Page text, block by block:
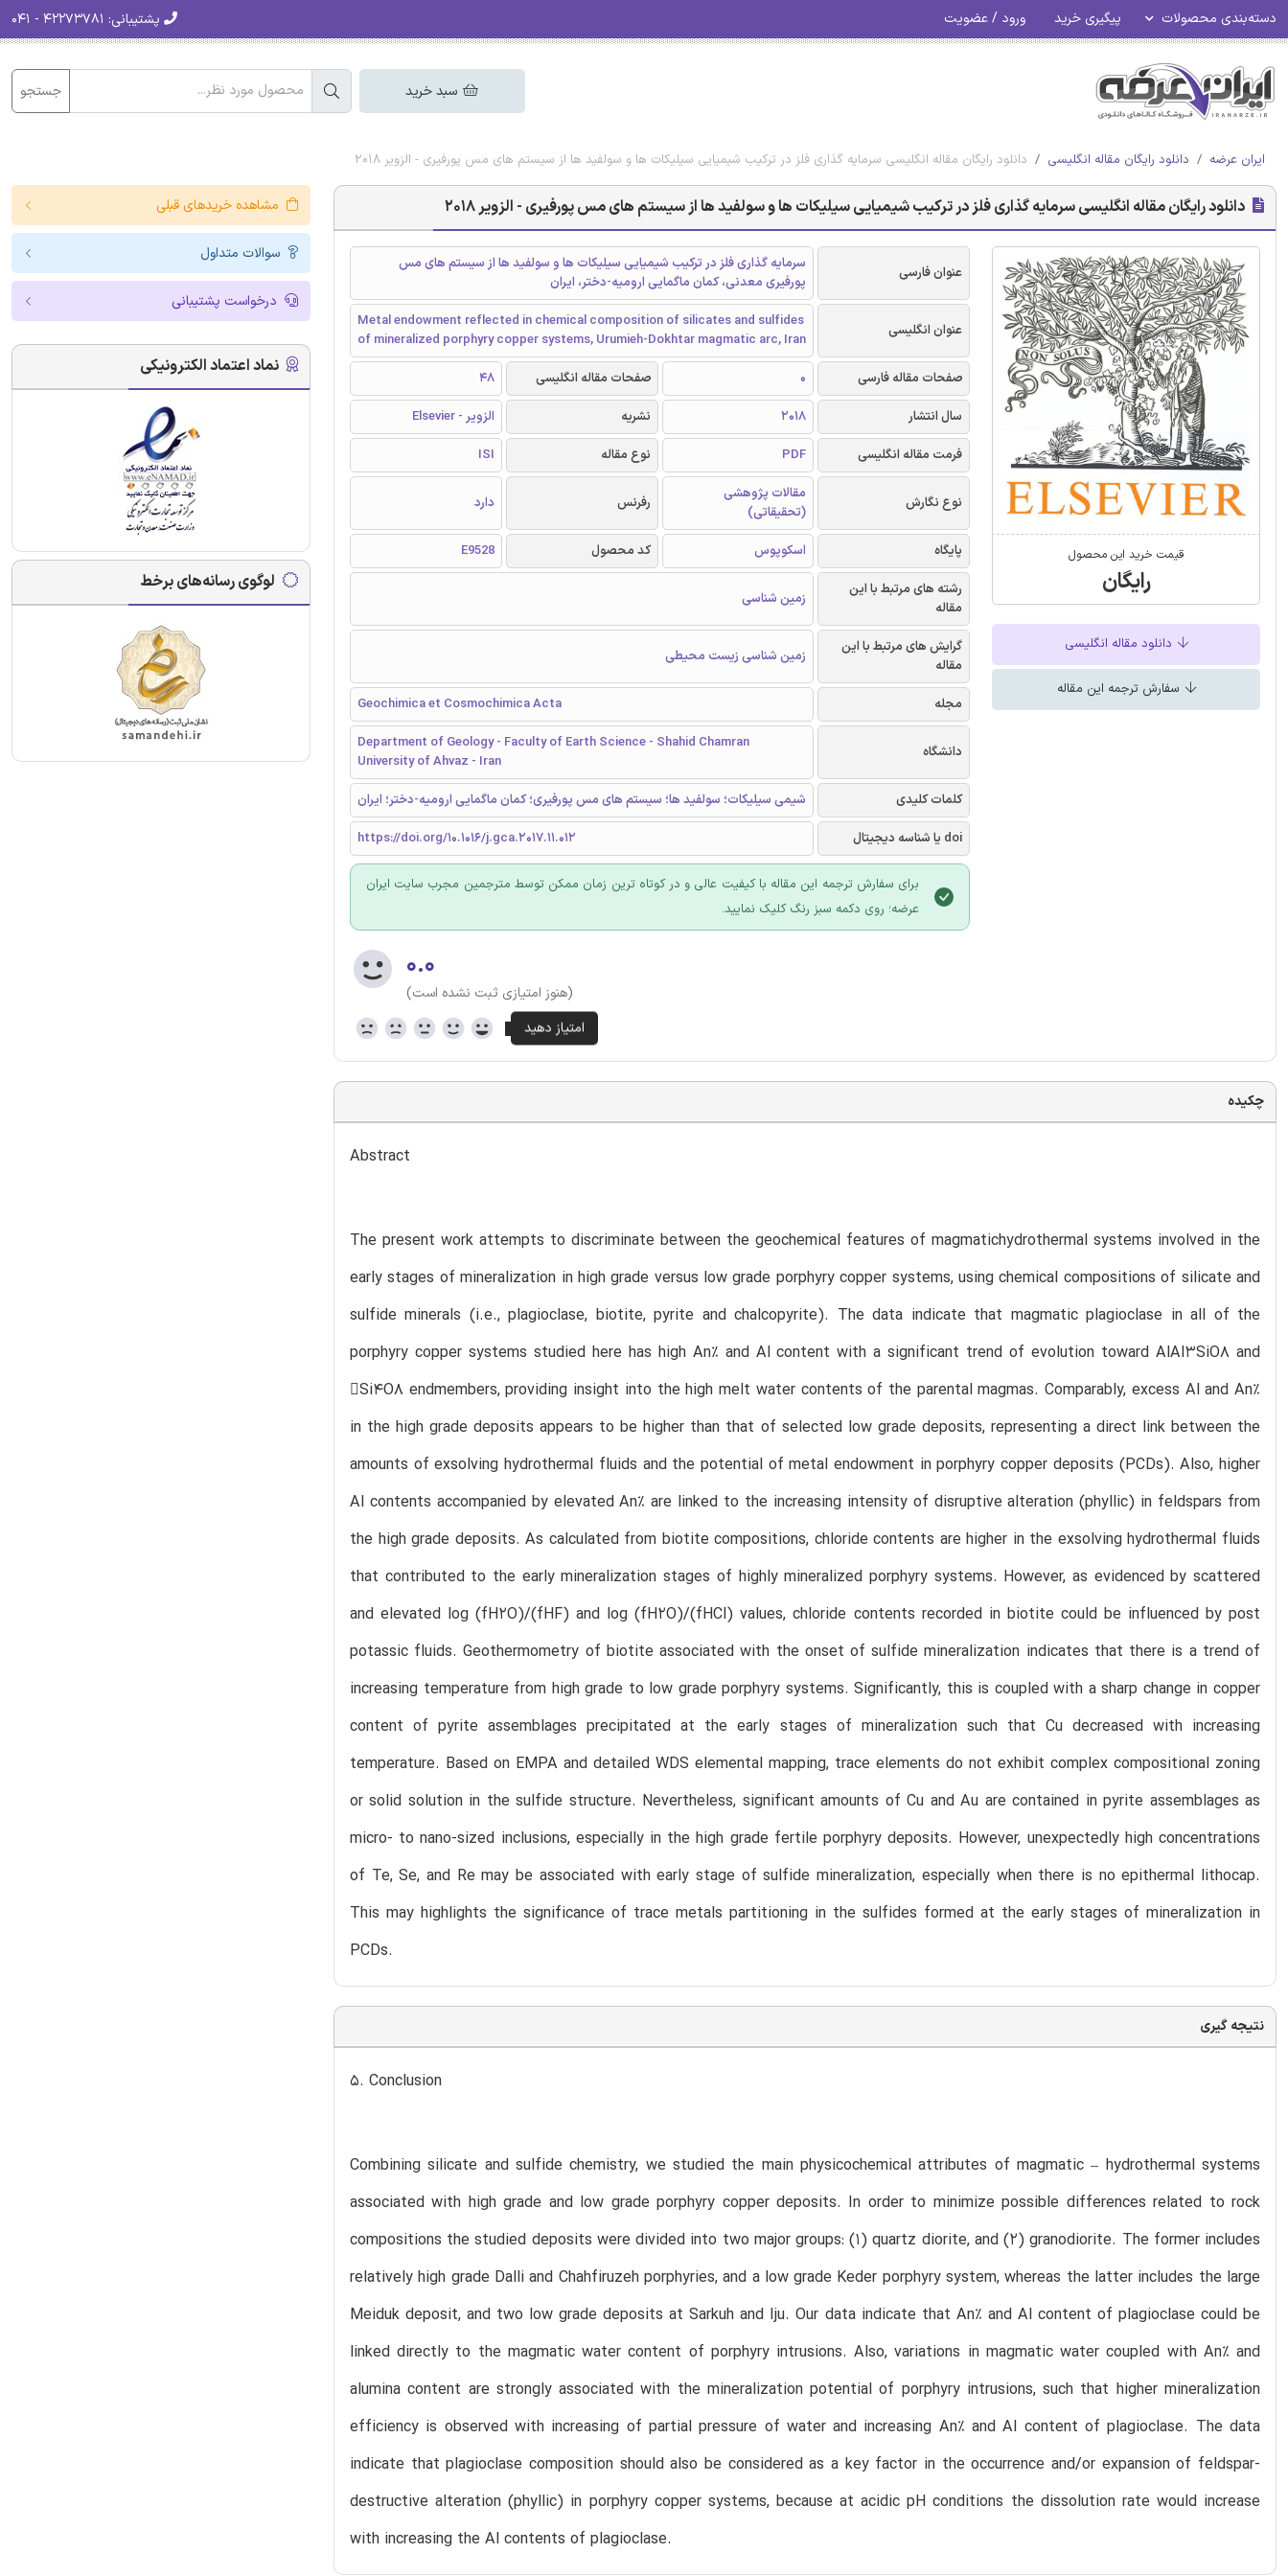
دسته‌بندی محصولات پیگیری خرید ورود / عضویت پشتیبانی:
سبد خرید جستجو
ایران عرضه دانلود رایگان مقاله انگلیسی دانلود رایگان مقاله انگلیسی سرمایه گذاری فلز در ترکیب شیمیایی سیلیکات ها و سولفید ها از سیستم های مس پورفیری - الزویر 2018
دانلود رایگان مقاله انگلیسی سرمایه گذاری فلز در ترکیب شیمیایی سیلیکات ها و سولفید ها از سیستم های مس پورفیری - الزویر 2018
قیمت خرید این محصول
رایگان
دانلود مقاله انگلیسی
سفارش ترجمه این مقاله
عنوان فارسی
سرمایه گذاری فلز در ترکیب شیمیایی سیلیکات ها و سولفید ها از سیستم های مس
پورفیری معدنی، کمان ماگمایی ارومیه-دختر، ایران
عنوان انگلیسی
Metal endowment reflected in chemical composition of silicates and sulfides
of mineralized porphyry copper systems, Urumieh-Dokhtar magmatic arc, Iran
صفحات مقاله فارسی
0 صفحات مقاله انگلیسی
48
سال انتشار
2018 نشریه
الزویر - Elsevier
فرمت مقاله انگلیسی
PDF نوع مقاله ISI
نوع نگارش
مقالات پژوهشی
(تحقیقاتی)
رفرنس دارد
پایگاه اسکوپوس کد محصول
E9528
رشته های مرتبط با این
مقاله
زمین شناسی
گرایش های مرتبط با این
مقاله
زمین شناسی زیست محیطی
مجله Geochimica et Cosmochimica Acta
دانشگاه
Department of Geology - Faculty of Earth Science - Shahid Chamran
University of Ahvaz - Iran
کلمات کلیدی
شیمی سیلیکات؛ سولفید ها؛ سیستم های مس پورفیری؛ کمان ماگمایی ارومیه-دختر؛ ایران
doi یا شناسه دیجیتال
https://doi.org/10.1016/j.gca.2017.11.012
برای سفارش ترجمه این مقاله با کیفیت عالی و در کوتاه ترین زمان ممکن توسط مترجمین مجرب سایت ایران
عرضه؛ روی دکمه سبز رنگ کلیک نمایید.
۰.۰
(هنوز امتیازی ثبت نشده است)
چکیده
Abstract
The present work attempts to discriminate between the geochemical features of magmatichydrothermal systems involved in the
early stages of mineralization in high grade versus low grade porphyry copper systems, using chemical compositions of silicate and
sulfide minerals (i.e., plagioclase, biotite, pyrite and chalcopyrite). The data indicate that magmatic plagioclase in all of the
porphyry copper systems studied here has high An% and Al content with a significant trend of evolution toward AlAl3SiO8 and
Si4O8 endmembers, providing insight into the high melt water contents of the parental magmas. Comparably, excess Al and An%
in the high grade deposits appears to be higher than that of selected low grade deposits, representing a direct link between the
amounts of exsolving hydrothermal fluids and the potential of metal endowment in porphyry copper deposits (PCDs). Also, higher
Al contents accompanied by elevated An% are linked to the increasing intensity of disruptive alteration (phyllic) in feldspars from
the high grade deposits. As calculated from biotite compositions, chloride contents are higher in the exsolving hydrothermal fluids
that contributed to the early mineralization stages of highly mineralized porphyry systems. However, as evidenced by scattered
and elevated log (fH2O)/(fHF) and log (fH2O)/(fHCl) values, chloride contents recorded in biotite could be influenced by post
potassic fluids. Geothermometry of biotite associated with the onset of sulfide mineralization indicates that there is a trend of
increasing temperature from high grade to low grade porphyry systems. Significantly, this is coupled with a sharp change in copper
content of pyrite assemblages precipitated at the early stages of mineralization such that Cu decreased with increasing
temperature. Based on EMPA and detailed WDS elemental mapping, trace elements do not exhibit complex compositional zoning
or solid solution in the sulfide structure. Nevertheless, significant amounts of Cu and Au are contained in pyrite assemblages as
micro- to nano-sized inclusions, especially in the high grade fertile porphyry deposits. However, unexpectedly high concentrations
of Te, Se, and Re may be associated with early stage of sulfide mineralization, especially when there is no epithermal lithocap.
This may highlights the significance of trace metals partitioning in the sulfides formed at the early stages of mineralization in
PCDs.
نتیجه گیری
5. Conclusion
Combining silicate and sulfide chemistry, we studied the main physicochemical attributes of magmatic – hydrothermal systems
associated with high grade and low grade porphyry copper deposits. In order to minimize possible differences related to rock
compositions the studied deposits were divided into two major groups: (1) quartz diorite, and (2) granodiorite. The former includes
relatively high grade Dalli and Chahfiruzeh porphyries, and a low grade Keder porphyry system, whereas the latter includes the large
Meiduk deposit, and two low grade deposits at Sarkuh and Iju. Our data indicate that An% and Al content of plagioclase could be
linked directly to the magmatic water content of porphyry intrusions. Also, variations in magmatic water coupled with An% and
alumina content are strongly associated with the mineralization potential of porphyry intrusions, such that higher mineralization
efficiency is observed with increasing of partial pressure of water and increasing An% and Al content of plagioclase. The data
indicate that plagioclase composition should also be considered as a key factor in the occurrence and/or expansion of feldspar-
destructive alteration (phyllic) in porphyry copper systems, because at acidic pH conditions the dissolution rate would increase
with increasing the Al contents of plagioclase.
مشاهده خریدهای قبلی
سوالات متداول
درخواست پشتیبانی
نماد اعتماد الکترونیکی
لوگوی رسانه‌های برخط